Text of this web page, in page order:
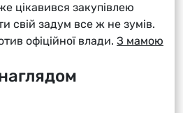
цікавився закупівлею
свій задум все ж не зумів.
офіційної влади. З мамою